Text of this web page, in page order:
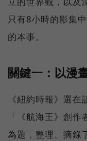
只有8小時的影集
的本事。
關鍵一：以漫
《紐約時報》選
「《航海王》創作
為題，整理、摘錄